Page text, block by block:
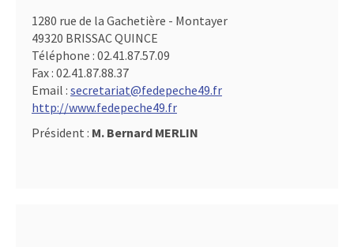
1280 rue de la Gachetière - Montayer
49320 BRISSAC QUINCE
Téléphone : 02.41.87.57.09
Fax : 02.41.87.88.37
Email : secretariat@fedepeche49.fr
http://www.fedepeche49.fr
Président : M. Bernard MERLIN